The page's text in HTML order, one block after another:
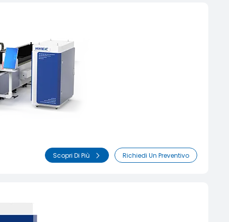
Scopri Di Più Richiedi Un Preventivo